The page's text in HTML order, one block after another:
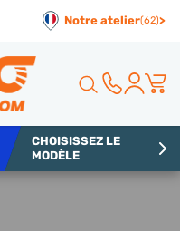
Notre atelier(62)>
CHOISISSEZ LE
MODÈLE